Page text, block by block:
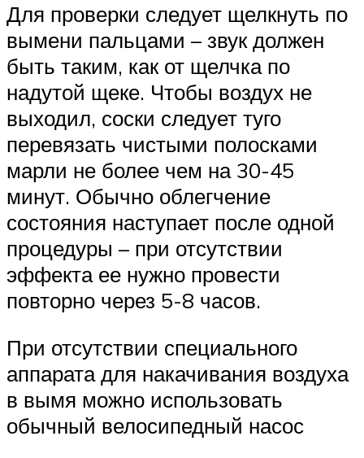
Для проверки следует щелкнуть по
вымени пальцами – звук должен
быть таким, как от щелчка по
надутой щеке. Чтобы воздух не
выходил, соски следует туго
перевязать чистыми полосками
марли не более чем на 30-45
минут. Обычно облегчение
состояния наступает после одной
процедуры – при отсутствии
эффекта ее нужно провести
повторно через 5-8 часов.
При отсутствии специального
аппарата для накачивания воздуха
в вымя можно использовать
обычный велосипедный насос